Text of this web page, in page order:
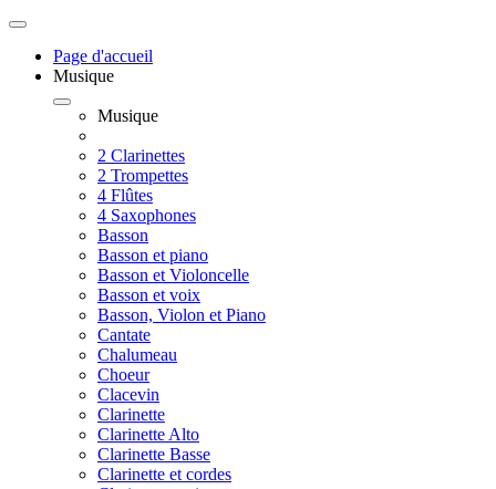
Page d'accueil
Musique
Musique
2 Clarinettes
2 Trompettes
4 Flûtes
4 Saxophones
Basson
Basson et piano
Basson et Violoncelle
Basson et voix
Basson, Violon et Piano
Cantate
Chalumeau
Choeur
Clacevin
Clarinette
Clarinette Alto
Clarinette Basse
Clarinette et cordes